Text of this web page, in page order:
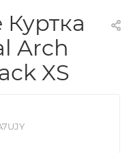
Arch
XS